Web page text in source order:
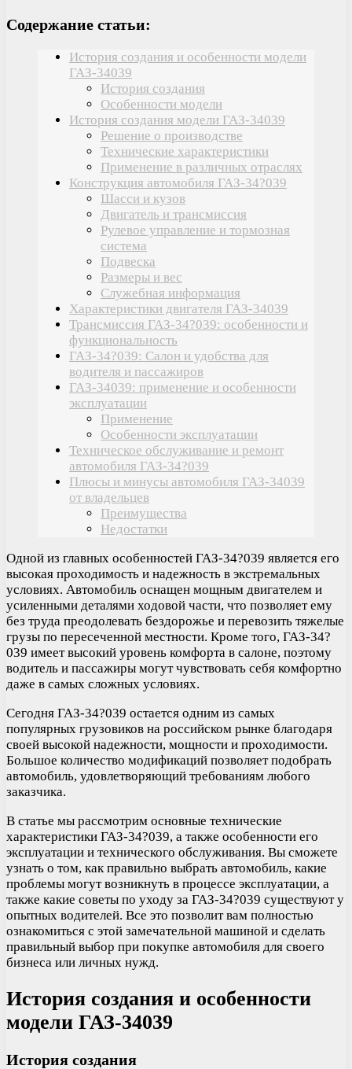
Содержание статьи:
История создания и особенности модели
ГАЗ-34039
История создания
Особенности модели
История создания модели ГАЗ-34039
Решение о производстве
Технические характеристики
Применение в различных отраслях
Конструкция автомобиля ГАЗ-34?039
Шасси и кузов
Двигатель и трансмиссия
Рулевое управление и тормозная
система
Подвеска
Размеры и вес
Служебная информация
Характеристики двигателя ГАЗ-34039
Трансмиссия ГАЗ-34?039: особенности и
функциональность
ГАЗ-34?039: Салон и удобства для
водителя и пассажиров
ГАЗ-34039: применение и особенности
эксплуатации
Применение
Особенности эксплуатации
Техническое обслуживание и ремонт
автомобиля ГАЗ-34?039
Плюсы и минусы автомобиля ГАЗ-34039
от владельцев
Преимущества
Недостатки
Одной из главных особенностей ГАЗ-34?039 является его
высокая проходимость и надежность в экстремальных
условиях. Автомобиль оснащен мощным двигателем и
усиленными деталями ходовой части, что позволяет ему
без труда преодолевать бездорожье и перевозить тяжелые
грузы по пересеченной местности. Кроме того, ГАЗ-34?
039 имеет высокий уровень комфорта в салоне, поэтому
водитель и пассажиры могут чувствовать себя комфортно
даже в самых сложных условиях.
Сегодня ГАЗ-34?039 остается одним из самых
популярных грузовиков на российском рынке благодаря
своей высокой надежности, мощности и проходимости.
Большое количество модификаций позволяет подобрать
автомобиль, удовлетворяющий требованиям любого
заказчика.
В статье мы рассмотрим основные технические
характеристики ГАЗ-34?039, а также особенности его
эксплуатации и технического обслуживания. Вы сможете
узнать о том, как правильно выбрать автомобиль, какие
проблемы могут возникнуть в процессе эксплуатации, а
также какие советы по уходу за ГАЗ-34?039 существуют у
опытных водителей. Все это позволит вам полностью
ознакомиться с этой замечательной машиной и сделать
правильный выбор при покупке автомобиля для своего
бизнеса или личных нужд.
История создания и особенности
модели ГАЗ-34039
История создания